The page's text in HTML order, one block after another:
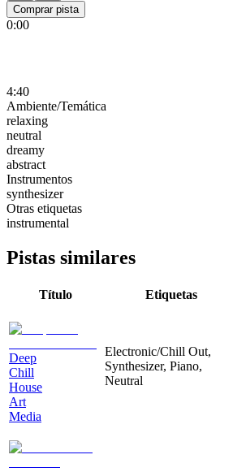
Comprar pista
0:00
4:40
Ambiente/Temática
relaxing
neutral
dreamy
abstract
Instrumentos
synthesizer
Otras etiquetas
instrumental
Pistas similares
Título Etiquetas
Deep
Chill
House
Art
Media
Electronic/Chill Out,
Synthesizer, Piano,
Neutral